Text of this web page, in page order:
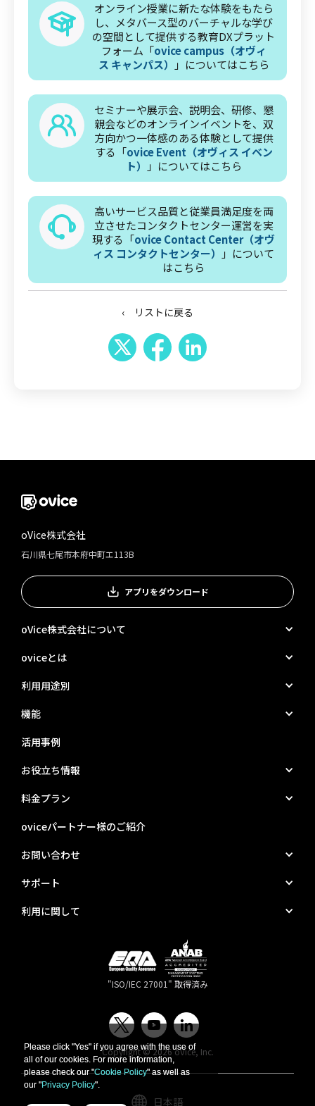
オンライン授業に新たな体験をもたら
し、メタバース型のバーチャルな学び
の空間として提供する教育DXプラット
フォーム「ovice campus（オヴィ
ス キャンパス）
」についてはこちら
セミナーや展示会、説明会、研修、懇
親会などのオンラインイベントを、双
方向かつ一体感のある体験として提供
する「ovice Event（オヴィス イベン
ト）
」についてはこちら
高いサービス品質と従業員満足度を両
立させたコンタクトセンター運営を実
現する「ovice Contact Center（オヴ
ィス コンタクトセンター）
」について
はこちら
‹ リストに戻る
oVice株式会社
石川県七尾市本府中町エ113B
アプリをダウンロード
oVice株式会社について
oviceとは
利用用途別
機能
活用事例
お役立ち情報
料金プラン
oviceパートナー様のご紹介
お問い合わせ
サポート
利用に関して
"ISO/IEC 27001" 取得済み
Copyright © 2026 oVice, Inc.
日本語
Please click "Yes" if you agree with the use of
all of our cookies. For more information,
please check our "Cookie Policy" as well as
our "Privacy Policy".
Please click "Yes" if you agree with the use of
all of our cookies. For more information,
please check our "Cookie Policy" as well as
our "Privacy Policy".